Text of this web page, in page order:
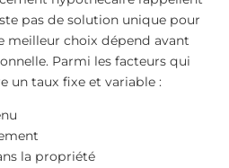
pas de solution unique pour
meilleur choix dépend avant
Parmi les facteurs qui
un taux fixe et variable :
la propriété